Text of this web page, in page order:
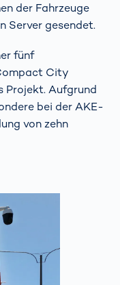
der Fahrzeuge
Server gesendet.
fünf
City
Projekt. Aufgrund
bei der AKE-
von zehn